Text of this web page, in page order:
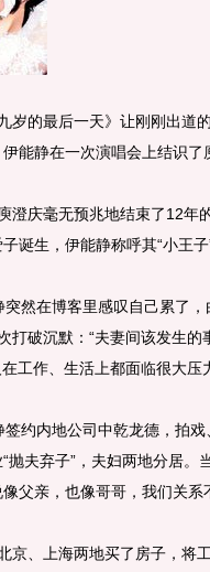
的最后一天》让刚刚出道
能静在一次演唱会上结识了
庆毫无预兆地结束了12年
诞生，伊能静称呼其“小王子”
在博客里感叹自己累了，
打破沉默：“夫妻间该发生
工作、生活上都面临很大压
内地公司中乾龙德，拍戏
抛夫弃子”，夫妇两地分居。
父亲，也像哥哥，我们关系
、上海两地买了房子，将工